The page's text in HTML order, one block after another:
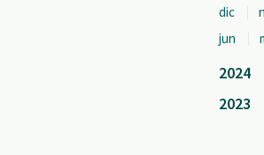
dic
jun
2024
2023